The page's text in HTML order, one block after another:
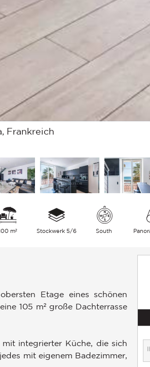
Frankreich
m² Stockwerk 5/6 South
Etage eines schönen
105 m² große Dachterrasse
integrierter Küche, die sich
mit eigenem Badezimmer,